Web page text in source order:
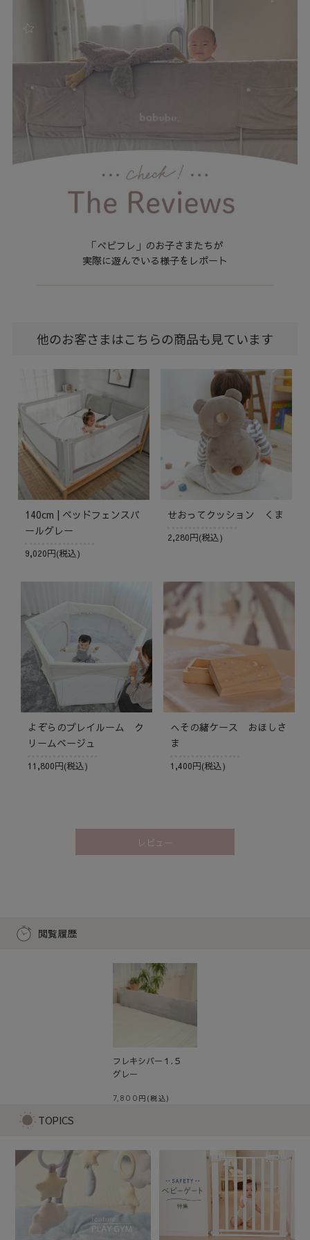
「べビフレ」のお子さまたちが
実際に遊んでいる様子をレポート
他のお客さまはこちらの商品も見ています
140cm | ベッドフェンスパ
ールグレー
9,020円(税込)
せおってクッション くま
2,280円(税込)
よぞらのプレイルーム ク
リームベージュ
11,800円(税込)
へその緒ケース おほしさ
ま
1,400円(税込)
レビュー
閲覧履歴
フレキシバー１.５
グレー
7,800
TOPICS